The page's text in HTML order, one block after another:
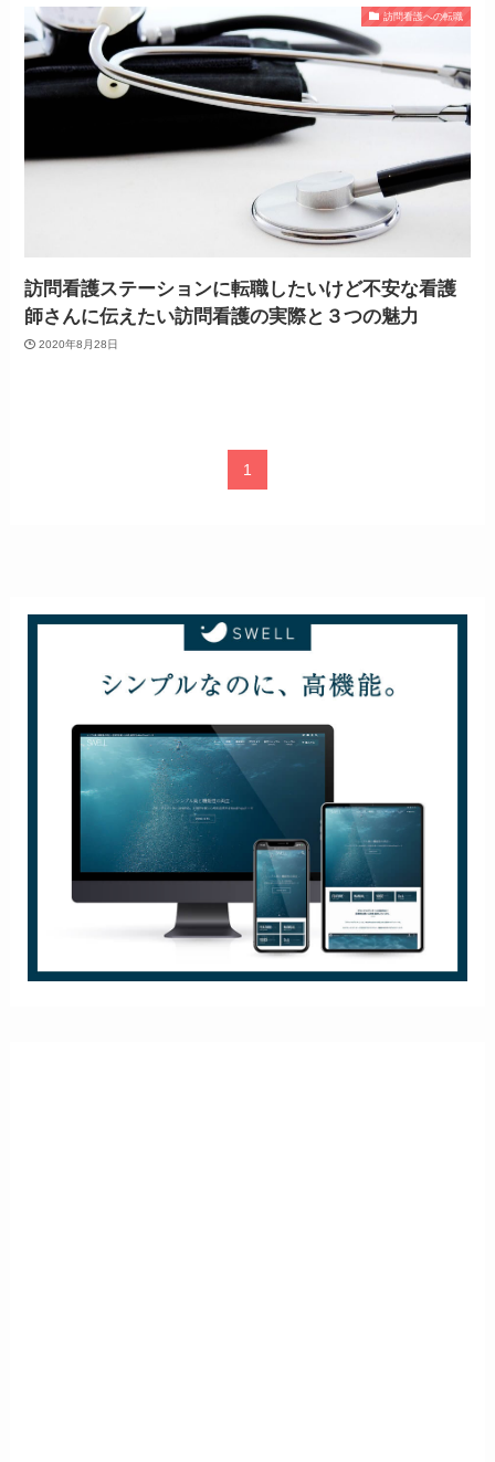
訪問看護への転職
訪問看護ステーションに転職したいけど不安な看護
師さんに伝えたい訪問看護の実際と３つの魅力
2020年8月28日
1